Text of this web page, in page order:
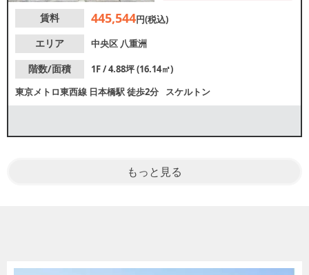
問合せください。
賃料 445,544円(税込)
エリア
中央区 八重洲
階数/面積
1F / 4.88坪 (16.14㎡)
東京メトロ東西線 日本橋駅徒歩2分 スケルトン
もっと見る